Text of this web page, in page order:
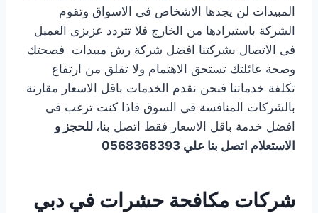
المبيدات لن يجدها الاشخاص فى الاسواق وتقوم
الشركة باستيرادها من الخارج فلا تتردد عزيزى العميل
فى الاتصال بشركتنا افضل شركة رش مبيدات فصحتك
وصحة عائلتك تستحق الاهتمام ولا تقلق من ارتفاع
تكلفة خدماتنا فنحن نقدم الخدمات باقل الاسعار مقارنة
بالشركات المنافسة فى السوق فاذا كنت ترغب فى
افضل خدمة باقل الاسعار فقط اتصل بنا، للحجز و
الاستعلام اتصل بنا علي 0568368393
شركات مكافحة حشرات في دبي